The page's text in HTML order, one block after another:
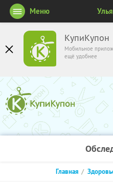
КупиКупон
Мобильное
ещё удобнее
Меню
Главная